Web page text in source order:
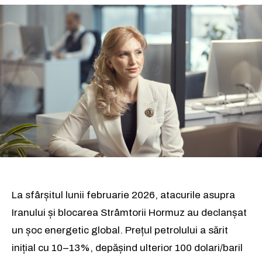
La sfârșitul lunii februarie 2026, atacurile asupra
Iranului și blocarea Strâmtorii Hormuz au declanșat
un șoc energetic global. Prețul petrolului a sărit
inițial cu 10–13%, depășind ulterior 100 dolari/baril